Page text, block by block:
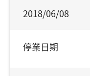
2018/06/08
停業日期